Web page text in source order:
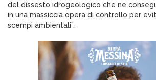
del dissesto idrogeologico che ne
in una massiccia opera di controllo per
scempi ambientali”.